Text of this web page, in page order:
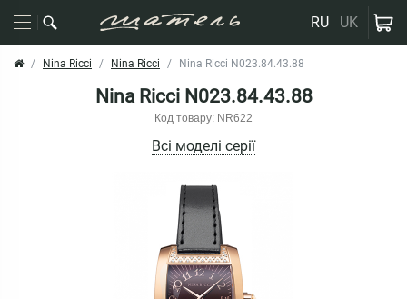
RU UK
Nina Ricci Nina Ricci Nina Ricci N023.84.43.88
Nina Ricci N023.84.43.88
Код товару: NR622
Всі моделі серії